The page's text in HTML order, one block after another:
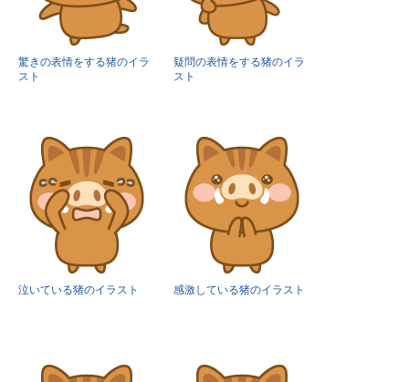
驚きの表情をする猪のイラ
スト
疑問の表情をする猪のイラ
スト
泣いている猪のイラスト 感激している猪のイラスト